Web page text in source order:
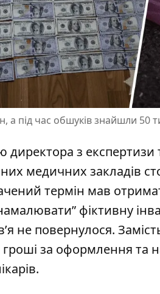
а під час обшуків знайшли 50
директора з експертизи
медичних закладів
термін мав
фіктивну
не повернулося.
за оформлення та